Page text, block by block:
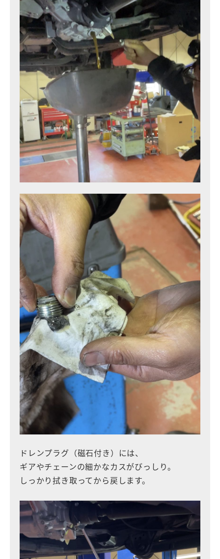
ドレンプラグ（磁石付き）には、
ギアやチェーンの細かなカスがびっしり。
しっかり拭き取ってから戻します。